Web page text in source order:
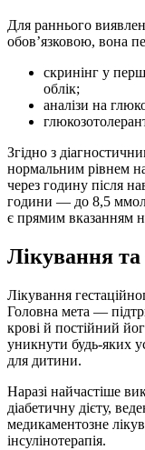
Для раннього
обов’язковою, вона
скринінг у
облік;
аналізи на
Згідно з
нормальним рівнем
через годину після
години — до 8,5
є прямим вказанням
Лікування
Лікування
Головна мета —
крові й постійний
уникнути будь-яких
для дитини.
Наразі найчастіше
діабетичну дієту,
медикаментозне
інсулінотерапія.